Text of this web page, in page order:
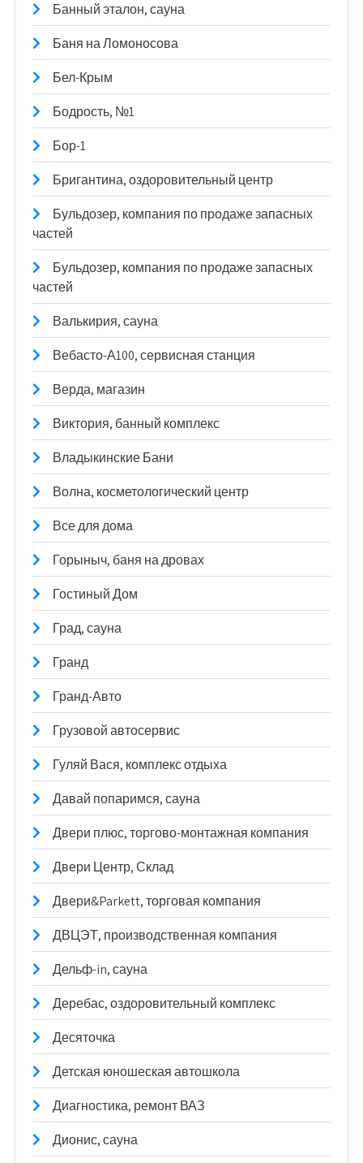
Банный эталон, сауна
Баня на Ломоносова
Бел-Крым
Бодрость, №1
Бор-1
Бригантина, оздоровительный центр
Бульдозер, компания по продаже запасных
частей
Бульдозер, компания по продаже запасных
частей
Валькирия, сауна
Вебасто-А100, сервисная станция
Верда, магазин
Виктория, банный комплекс
Владыкинские Бани
Волна, косметологический центр
Все для дома
Горыныч, баня на дровах
Гостиный Дом
Град, сауна
Гранд
Гранд-Авто
Грузовой автосервис
Гуляй Вася, комплекс отдыха
Давай попаримся, сауна
Двери плюс, торгово-монтажная компания
Двери Центр, Склад
Двери&Parkett, торговая компания
ДВЦЭТ, производственная компания
Дельф-in, сауна
Деребас, оздоровительный комплекс
Десяточка
Детская юношеская автошкола
Диагностика, ремонт ВАЗ
Дионис, сауна